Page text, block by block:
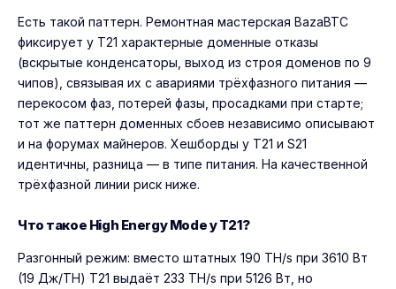
Есть такой паттерн. Ремонтная мастерская BazaBTC
фиксирует у T21 характерные доменные отказы
(вскрытые конденсаторы, выход из строя доменов по 9
чипов), связывая их с авариями трёхфазного питания —
перекосом фаз, потерей фазы, просадками при старте;
тот же паттерн доменных сбоев независимо описывают
и на форумах майнеров. Хешборды у T21 и S21
идентичны, разница — в типе питания. На качественной
трёхфазной линии риск ниже.
Что такое High Energy Mode у T21?
Разгонный режим: вместо штатных 190 TH/s при 3610 Вт
(19 Дж/TH) T21 выдаёт 233 TH/s при 5126 Вт, но